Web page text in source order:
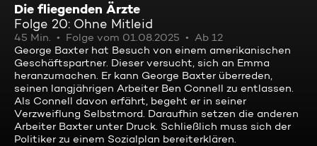
Die fliegenden Ärzte
Folge 20: Ohne Mitleid
45 Min. Folge vom 01.08.2025
Ab 12
George Baxter hat Besuch von einem amerikanischen
Geschäftspartner. Dieser versucht, sich an Emma
heranzumachen. Er kann George Baxter überreden,
seinen langjährigen Arbeiter Ben Connell zu entlassen.
Als Connell davon erfährt, begeht er in seiner
Verzweiflung Selbstmord. Daraufhin setzen die anderen
Arbeiter Baxter unter Druck. Schließlich muss sich der
Politiker zu einem Sozialplan bereiterklären.